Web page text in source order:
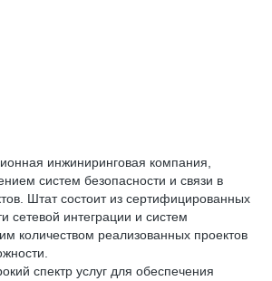
инжиниринговая компания,
систем безопасности и связи в
Штат состоит из сертифицированных
сетевой интеграции и систем
количеством реализованных проектов
спектр услуг для обеспечения